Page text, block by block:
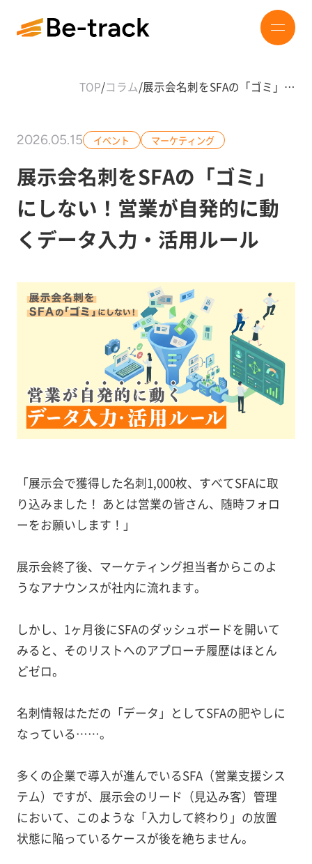
TOP/コラム/展示会名刺をSFAの「ゴミ」…
2026.05.15 イベント マーケティング
展示会名刺をSFAの「ゴミ」
にしない！営業が自発的に動
くデータ入力・活用ルール
「展示会で獲得した名刺1,000枚、すべてSFAに取
り込みました！ あとは営業の皆さん、随時フォロ
ーをお願いします！」
展示会終了後、マーケティング担当者からこのよ
うなアナウンスが社内に流れます。
しかし、1ヶ月後にSFAのダッシュボードを開いて
みると、そのリストへのアプローチ履歴はほとん
どゼロ。
名刺情報はただの「データ」としてSFAの肥やしに
なっている……。
多くの企業で導入が進んでいるSFA（営業支援シス
テム）ですが、展示会のリード（見込み客）管理
において、このような「入力して終わり」の放置
状態に陥っているケースが後を絶ちません。